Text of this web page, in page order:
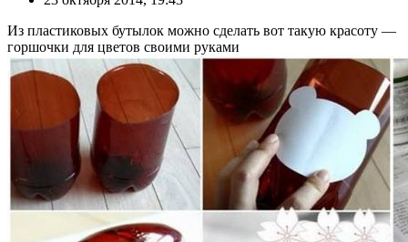
Из пластиковых бутылок можно сделать вот такую красоту —
горшочки для цветов своими руками